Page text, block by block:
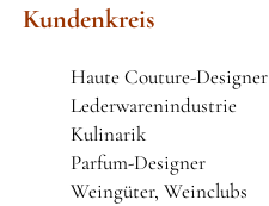
Kundenkreis
Haute Couture-Designer
Lederwarenindustrie
Kulinarik
Parfum-Designer
Weingüter, Weinclubs